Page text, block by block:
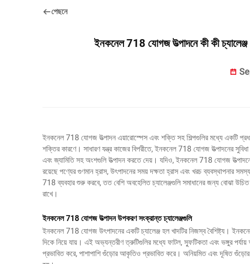
পেছনে
ইনকনেল 718 যোগজ উত্পাদনে কী কী চ্যালেঞ্জ
ইনকনেল 718 যোগজ উত্পাদন এয়ারোস্পেস এবং শক্তি সহ শিল্পগুলির মধ্যে একটি
শক্তির কারণে। সাধারণ যন্ত্র কাজের বিপরীতে, ইনকনেল 718 যোগজ উত্পাদনের
এবং জ্যামিতি সহ অংশগুলি উত্পাদন করতে দেয়। যদিও, ইনকনেল 718 যোগজ
রয়েছে পণ্যের গুণমান হ্রাস, উৎপাদনের সময় দক্ষতা হ্রাস এবং খরচ ব্যবস্থাপনার
718 ব্যবহার শুরু করবে, তত বেশি অবহেলিত চ্যালেঞ্জগুলি সমাধানের জন্য বোঝা
রাখে।
ইনকনেল 718 যোগজ উত্পাদন উপকরণ সংক্রান্ত চ্যালেঞ্জগুলি
ইনকনেল 718 যোগজ উৎপাদনের একটি চ্যালেঞ্জ হল খাদটির নিজস্ব বৈশিষ্ট্য।
দিকে নিয়ে যায়। এই অভ্যন্তরীণ ত্রুটিগুলির মধ্যে ফাটল, স্ফুটিকতা এবং ভঙ্গুর
প্রভাবিত করে, পাশাপাশি গুঁড়োর আকৃতিও প্রভাবিত করে। অনিয়মিত এবং দূষিত